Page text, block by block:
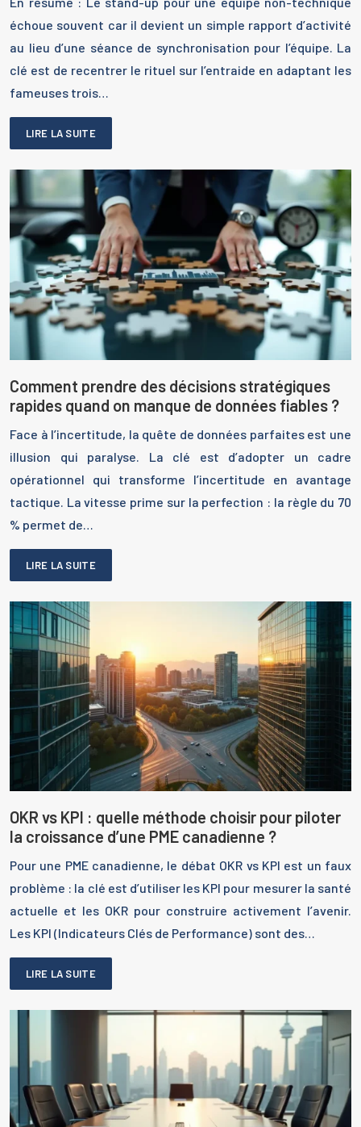
échoue souvent car il devient un simple rapport d’activité
au lieu d’une séance de synchronisation pour l’équipe. La
clé est de recentrer le rituel sur l’entraide en adaptant les
fameuses trois…
LIRE LA SUITE
Comment prendre des décisions stratégiques
rapides quand on manque de données fiables ?
Face à l’incertitude, la quête de données parfaites est une
illusion qui paralyse. La clé est d’adopter un cadre
opérationnel qui transforme l’incertitude en avantage
tactique. La vitesse prime sur la perfection : la règle du 70
% permet de…
LIRE LA SUITE
OKR vs KPI : quelle méthode choisir pour piloter
la croissance d’une PME canadienne ?
Pour une PME canadienne, le débat OKR vs KPI est un faux
problème : la clé est d’utiliser les KPI pour mesurer la santé
actuelle et les OKR pour construire activement l’avenir.
Les KPI (Indicateurs Clés de Performance) sont des…
LIRE LA SUITE